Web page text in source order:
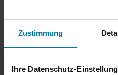
Zustimmung
Ihre Datenschutz-
Nutze unser